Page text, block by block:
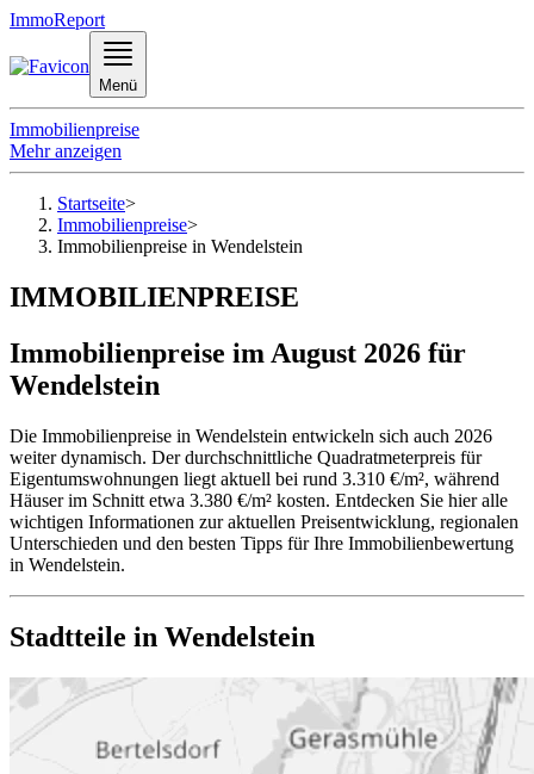
ImmoReport
Menü
Immobilienpreise
Mehr anzeigen
Startseite>
Immobilienpreise>
Immobilienpreise in Wendelstein
IMMOBILIENPREISE
Immobilienpreise im August 2026 für
Wendelstein
Die Immobilienpreise in Wendelstein entwickeln sich auch 2026
weiter dynamisch. Der durchschnittliche Quadratmeterpreis für
Eigentumswohnungen liegt aktuell bei rund 3.310 €/m², während
Häuser im Schnitt etwa 3.380 €/m² kosten. Entdecken Sie hier alle
wichtigen Informationen zur aktuellen Preisentwicklung, regionalen
Unterschieden und den besten Tipps für Ihre Immobilienbewertung
in Wendelstein.
Stadtteile in Wendelstein